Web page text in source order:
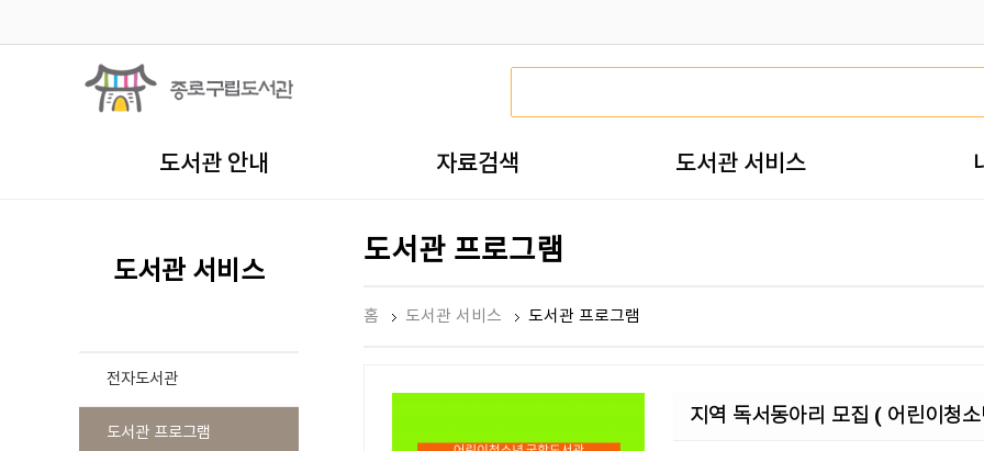
도서관 안내 자료검색 도서관 서비스
도서관 서비스
전자도서관
도서관 프로그램
도서관 프로그램
홈 도서관 서비스 도서관 프로그램
지역 독서동아리 모집 ( 어린이청